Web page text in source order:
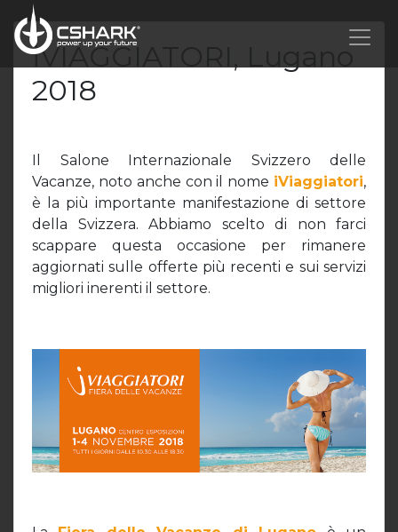
iVIAGGIATORI, Lugano
2018
Il Salone Internazionale Svizzero delle
Vacanze, noto anche con il nome iViaggiatori,
è la più importante manifestazione di settore
della Svizzera. Abbiamo scelto di non farci
scappare questa occasione per rimanere
aggiornati sulle offerte più recenti e sui servizi
migliori inerenti il settore.